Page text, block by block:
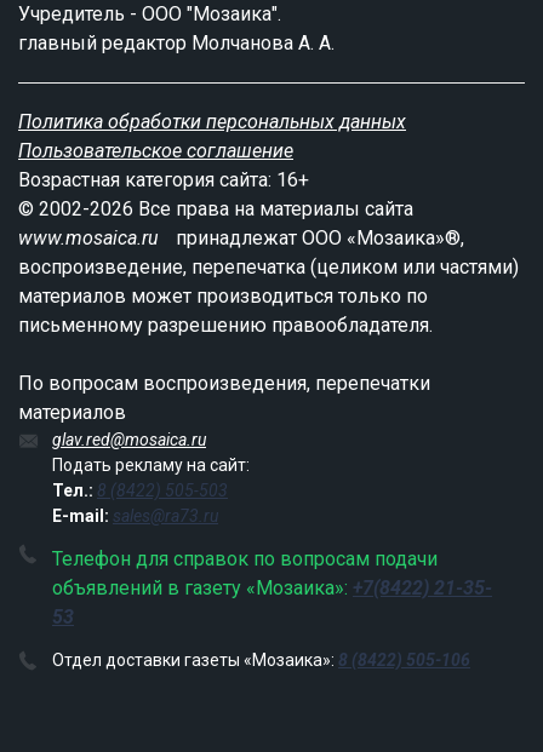
Учредитель - ООО "Мозаика".
главный редактор Молчанова А. А.
Политика обработки персональных данных
Пользовательское соглашение
Возрастная категория сайта: 16+
© 2002-2026 Все права на материалы сайта
www.mosaica.ru
принадлежат ООО «Мозаика»®,
воспроизведение, перепечатка (целиком или частями)
материалов может производиться только по
письменному разрешению правообладателя.
По вопросам воспроизведения, перепечатки
материалов
glav.red@mosaica.ru
Подать рекламу на сайт:
Тел.: 8 (8422) 505-503
E-mail: sales@ra73.ru
Телефон для справок по вопросам подачи
объявлений в газету «Мозаика»: +7(8422) 21-35-
53
Отдел доставки газеты «Мозаика»: 8 (8422) 505-106